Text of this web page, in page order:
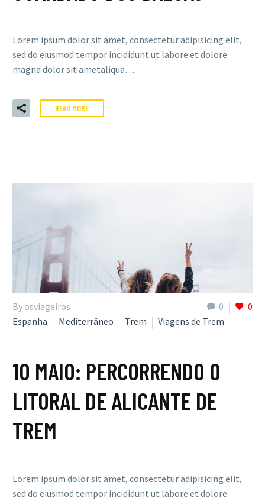
Lorem ipsum dolor sit amet, consectetur adipisicing elit,
sed do eiusmod tempor incididunt ut labore et dolore
magna dolor sit ametaliqua…
READ MORE
0 0
By osviageiros
Espanha
Mediterrâneo Trem Viagens de Trem
10 MAIO: PERCORRENDO O
LITORAL DE ALICANTE DE
TREM
Lorem ipsum dolor sit amet, consectetur adipisicing elit,
sed do eiusmod tempor incididunt ut labore et dolore